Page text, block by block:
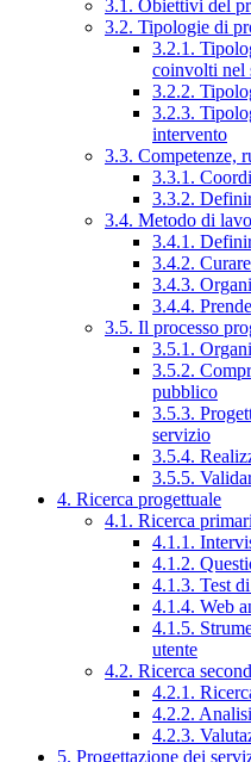
3.1. Obiettivi del
3.2. Tipologie di
3.2.1.
coinvolti nel
3.2.2.
3.2.3.
intervento
3.3. Competenze,
3.3.1.
3.3.2.
3.4. Metodo di
3.4.1.
3.4.2.
3.4.3.
3.4.4.
3.5. Il processo
3.5.1.
3.5.2.
pubblico
3.5.3.
servizio
3.5.4.
3.5.5.
4. Ricerca progettuale
4.1. Ricerca
4.1.1.
4.1.2.
4.1.3. Test
4.1.4. Web
4.1.5.
utente
4.2. Ricerca
4.2.1.
4.2.2.
4.2.3.
5. Progettazione dei